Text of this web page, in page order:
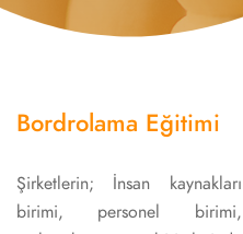
Bordrolama Eğitimi
Şirketlerin; İnsan kaynakları
birimi, personel birimi,